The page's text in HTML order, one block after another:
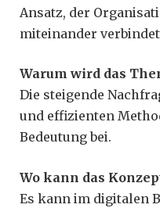
Ansatz, der
miteinander
Warum wird das
Die steigende
und effizienten
Bedeutung bei.
Wo kann das
Es kann im digitalen